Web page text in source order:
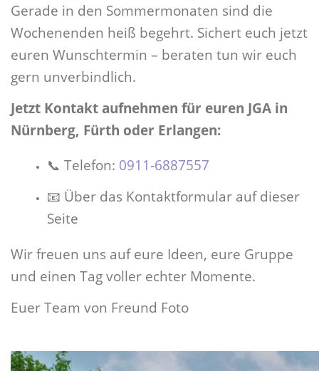
Gerade in den Sommermonaten sind die
Wochenenden heiß begehrt. Sichert euch jetzt
euren Wunschtermin – beraten tun wir euch
gern unverbindlich.
Jetzt Kontakt aufnehmen für euren JGA in
Nürnberg, Fürth oder Erlangen:
📞 Telefon: 0911-6887557
📧 Über das Kontaktformular auf dieser
Seite
Wir freuen uns auf eure Ideen, eure Gruppe
und einen Tag voller echter Momente.
Euer Team von Freund Foto